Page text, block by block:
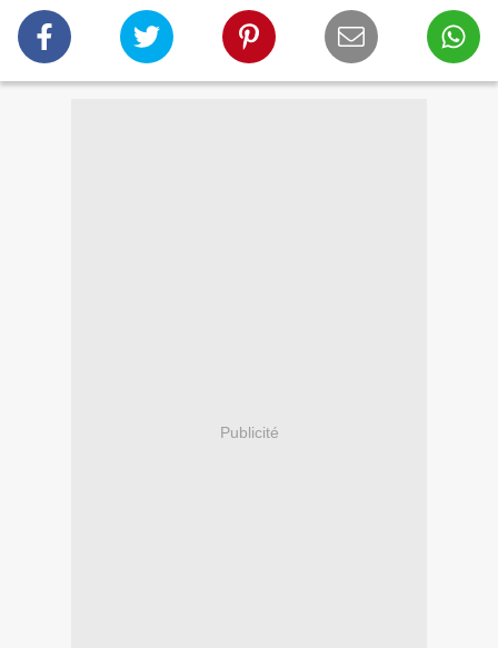
Publicité